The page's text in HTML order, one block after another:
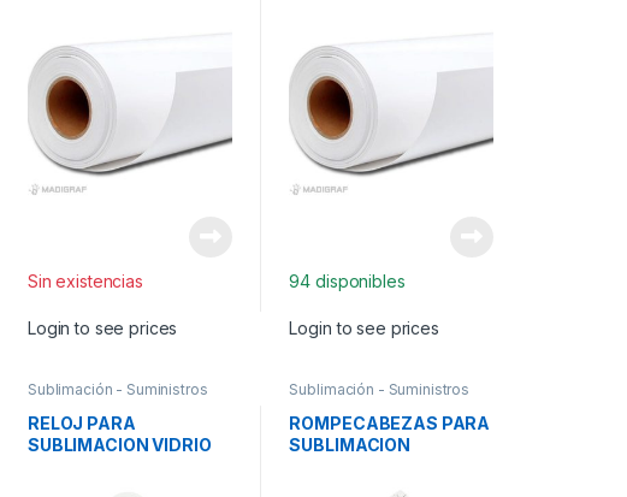
Sin existencias
Login to see prices
94 disponibles
Login to see prices
Sublimación - Suministros
RELOJ PARA
SUBLIMACION VIDRIO
Sublimación - Suministros
ROMPECABEZAS PARA
SUBLIMACION